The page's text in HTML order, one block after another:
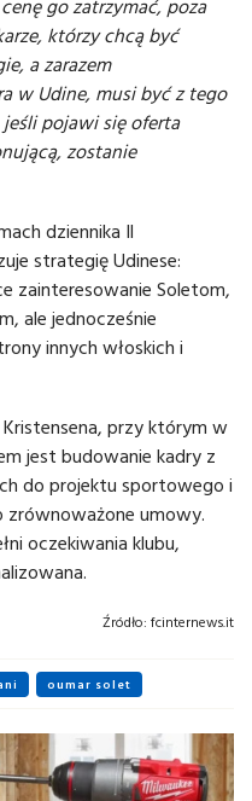
go zatrzymać, poza
którzy chcą być
a zarazem
w Udine, musi być z tego
pojawi się oferta
zostanie
dziennika Il
strategię Udinese:
zainteresowanie Soletom,
ale jednocześnie
innych włoskich i
przy którym w
jest budowanie kadry z
do projektu sportowego i
zrównoważone umowy.
oczekiwania klubu,
Źródło: fcinternews.it
oumar solet